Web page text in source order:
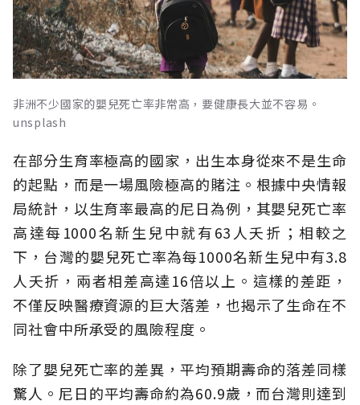
非洲不少國家的嬰兒死亡率非常高，要健康長大並不容易。
unsplash
在部分生育率極高的國家，出生本身從來不是生命
的起點，而是一場風險極高的賭注。根據中央情報
局統計，以生育率最高的尼日為例，其嬰兒死亡率
高達每1000名新生兒中就有63人夭折；相較之
下，台灣的嬰兒死亡率為每1000名新生兒中有3.8
人夭折，兩者相差高達16倍以上。這樣的差距，
不僅反映醫療資源的巨大落差，也揭示了生命在不
同社會中所承受的風險程度。
除了嬰兒死亡率的差異，平均預期壽命的落差同樣
驚人。尼日的平均壽命約為60.9歲，而台灣則達到